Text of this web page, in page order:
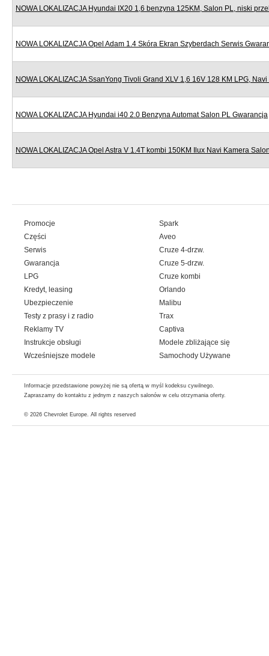
NOWA LOKALIZACJA Hyundai IX20 1,6 benzyna 125KM, Salon PL, niski
NOWA LOKALIZACJA Opel Adam 1.4 Skóra Ekran Szyberdach Serwis
NOWA LOKALIZACJA SsanYong Tivoli Grand XLV 1,6 16V 128 KM LPG,
NOWA LOKALIZACJA Hyundai i40 2.0 Benzyna Automat Salon PL Gwarancja
NOWA LOKALIZACJA Opel Astra V 1.4T kombi 150KM Ilux Navi Kamera
Promocje
Części
Serwis
Gwarancja
LPG
Kredyt, leasing
Ubezpieczenie
Testy z prasy i z radio
Reklamy TV
Instrukcje obsługi
Wcześniejsze modele
Spark
Aveo
Cruze 4-drzw.
Cruze 5-drzw.
Cruze kombi
Orlando
Malibu
Trax
Captiva
Modele zbliżające się
Samochody Używane
Informacje przedstawione powyżej nie są ofertą w myśl kodeksu cywilnego.
Zapraszamy do kontaktu z jednym z naszych salonów w celu otrzymania oferty.
© 2026 Chevrolet Europe. All rights reserved